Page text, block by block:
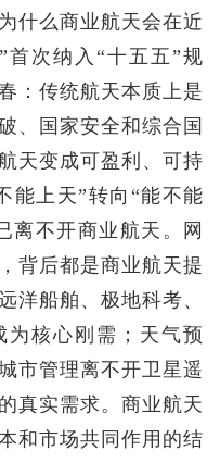
什么商业航天会在近
首次纳入“十五五”规
：传统航天本质上是
、国家安全和综合国
天变成可盈利、可持
能上天”转向“能不能
离不开商业航天。网
背后都是商业航天提
洋船舶、极地科考、
为核心刚需；天气预
市管理离不开卫星遥
真实需求。商业航天
和市场共同作用的结